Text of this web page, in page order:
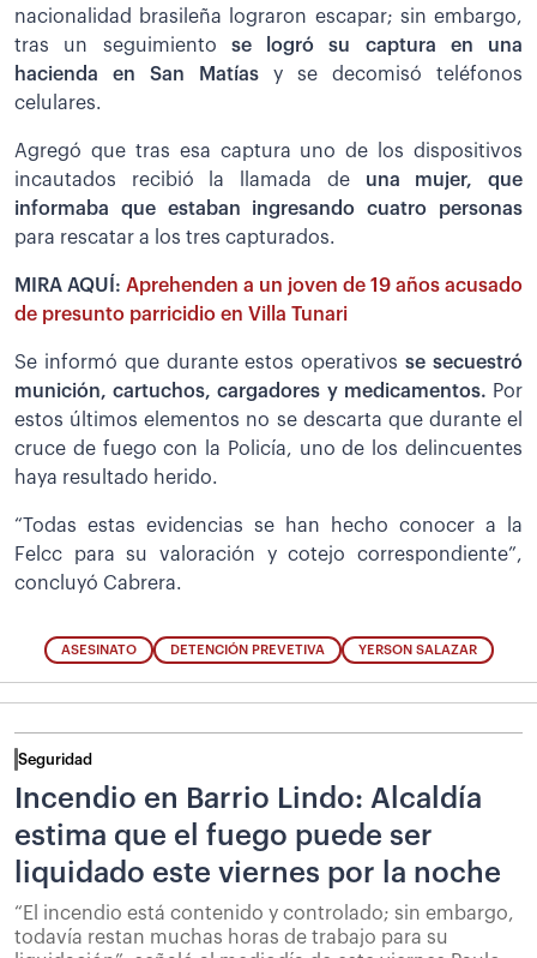
nacionalidad brasileña lograron escapar; sin embargo,
tras un seguimiento se logró su captura en una
hacienda en San Matías y se decomisó teléfonos
celulares.
Agregó que tras esa captura uno de los dispositivos
incautados recibió la llamada deuna mujer, que
informaba que estaban ingresando cuatro personas
para rescatar a los tres capturados.
MIRA AQUÍ: Aprehenden a un joven de 19 años acusado
de presunto parricidio en Villa Tunari
Se informó que durante estos operativosse secuestró
munición, cartuchos, cargadores y medicamentos. Por
estos últimos elementos no se descarta que durante el
cruce de fuego con la Policía, uno de los delincuentes
haya resultado herido.
“Todas estas evidencias se han hecho conocer a la
Felcc para su valoración y cotejo correspondiente”,
concluyó Cabrera.
ASESINATO DETENCIÓN PREVETIVA YERSON SALAZAR
Seguridad
Incendio en Barrio Lindo: Alcaldía
estima que el fuego puede ser
liquidado este viernes por la noche
“El incendio está contenido y controlado; sin embargo,
todavía restan muchas horas de trabajo para su